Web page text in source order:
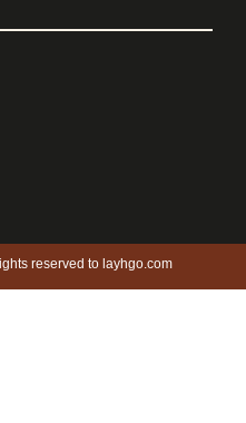
reserved to layhgo.com